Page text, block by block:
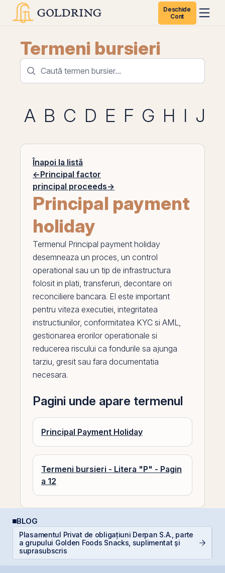
Deschide
Cont
Termeni bursieri
A B C D E F G H I J
Înapoi la listă
←Principal factor
principal proceeds→
Principal payment
holiday
Termenul Principal payment holiday
desemneaza un proces, un control
operational sau un tip de infrastructura
folosit in plati, transferuri, decontare ori
reconciliere bancara. El este important
pentru viteza executiei, integritatea
instructiunilor, conformitatea KYC si AML,
gestionarea erorilor operationale si
reducerea riscului ca fondurile sa ajunga
tarziu, gresit sau fara documentatia
necesara.
Pagini unde apare termenul
Principal Payment Holiday
Termeni bursieri - Litera "P" - Pagin
a 12
BLOG
Plasamentul Privat de obligațiuni Derpan S.A., parte
a grupului Golden Foods Snacks, suplimentat și
suprasubscris